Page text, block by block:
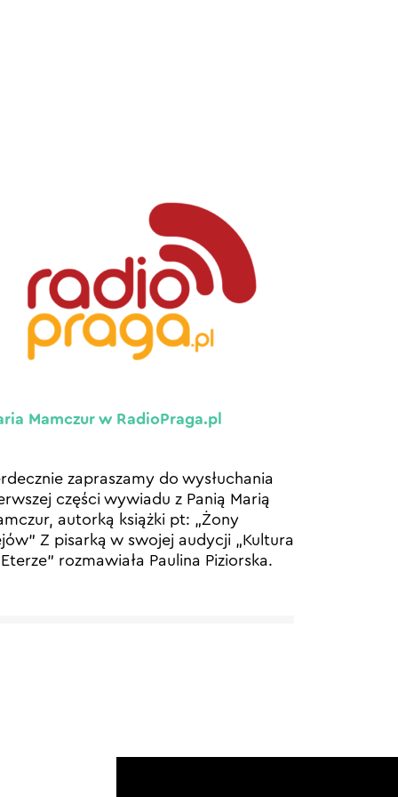
Mamczur w RadioPraga.pl
zapraszamy do wysłuchania
części wywiadu z Panią Marią
autorką książki pt: „Żony
Z pisarką w swojej audycji „Kultura
rozmawiała Paulina Piziorska.